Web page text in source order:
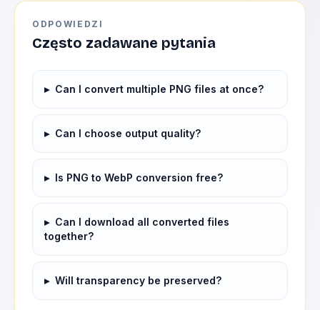
ODPOWIEDZI
Często zadawane pytania
▸ Can I convert multiple PNG files at once?
▸ Can I choose output quality?
▸ Is PNG to WebP conversion free?
▸ Can I download all converted files
together?
▸ Will transparency be preserved?